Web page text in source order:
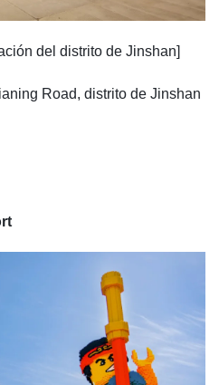
del distrito de Jinshan]
Road, distrito de Jinshan